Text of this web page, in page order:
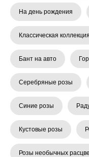
На день рождения
Классическая коллекция
Бант на авто
Серебряные розы
Синие розы
Кустовые розы
Розы необычных